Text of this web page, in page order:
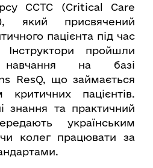
CCTC (Critical Care
який присвячений
пацієнта під час
Інструктори пройшли
навчання на базі
ResQ, що займається
критичних пацієнтів.
знання та практичний
українським
колег працювати за